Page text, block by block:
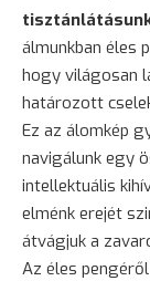
álmunkban éles
hogy világosan
határozott
Ez az álomkép
navigálunk egy
intellektuális
elménk erejét
átvágjuk a
Az éles